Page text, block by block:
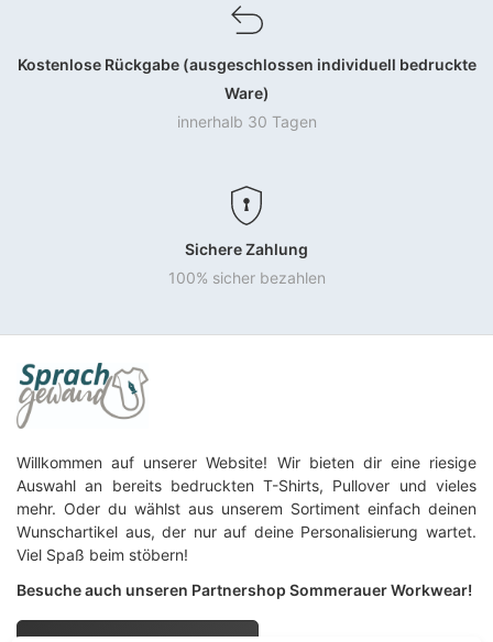
Kostenlose Rückgabe (ausgeschlossen individuell bedruckte
Ware)
innerhalb 30 Tagen
Sichere Zahlung
100% sicher bezahlen
Willkommen auf unserer Website! Wir bieten dir eine riesige
Auswahl an bereits bedruckten T-Shirts, Pullover und vieles
mehr. Oder du wählst aus unserem Sortiment einfach deinen
Wunschartikel aus, der nur auf deine Personalisierung wartet.
Viel Spaß beim stöbern!
Besuche auch unseren Partnershop Sommerauer Workwear!